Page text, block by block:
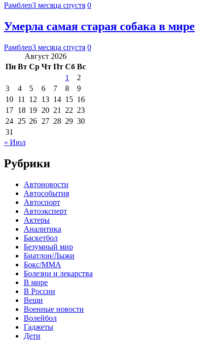
Рамблер3 месяца спустя 0
Умерла самая старая собака в мире
Рамблер3 месяца спустя 0
Август 2026
Пн Вт Ср Чт Пт Сб Вс
1
2
3
4 5 6 7 8
9
10 11 12 13 14 15 16
17 18 19 20 21 22 23
24 25 26 27 28 29 30
31
« Июл
Рубрики
Автоновости
Автособытия
Автоспорт
Автоэксперт
Актеры
Аналитика
Баскетбол
Безумный мир
Биатлон/Лыжи
Бокс/MMA
Болезни и лекарства
В мире
В России
Вещи
Военные новости
Волейбол
Гаджеты
Дети